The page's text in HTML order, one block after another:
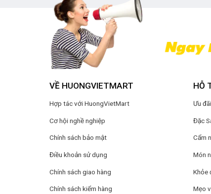
VỀ HUONGVIETMART
Hợp tác với HuongVietMart
Cơ hội nghề nghiệp
Chính sách bảo mật
Điều khoản sử dụng
Chính sách giao hàng
Chính sách kiểm hàng
HỖ
Ưu
Đặc
Cẩm
Món
Khỏe
Mẹo